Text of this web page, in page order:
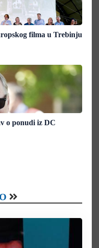
filma u Trebinju
o ponudi iz DC